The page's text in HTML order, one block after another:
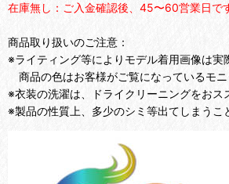
在庫無し：ご入金確認後、45〜60営業日で
商品取り扱いのご注意：
※ライティング等によりモデル着用画像は実
商品の色はお客様がご覧になっているモ
※衣装の洗濯は、ドライクリーニングをおス
※製品の性質上、多少のシミ等出てしまうこ